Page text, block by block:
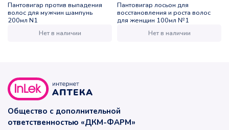
Пантовигар против выпадения
волос для мужчин шампунь
200мл N1
Нет в наличии
Пантовигар лосьон для
восстановления и роста волос
для женщин 100мл №1
Нет в наличии
Общество с дополнительной
ответственностью «ДКМ-ФАРМ»